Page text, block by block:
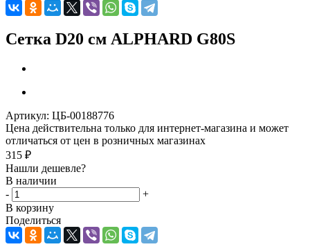
Сетка D20 см ALPHARD G80S
Артикул: ЦБ-00188776
Цена действительна только для интернет-магазина и может
отличаться от цен в розничных магазинах
315 ₽
Нашли дешевле?
В наличии
-
+
В корзину
Поделиться